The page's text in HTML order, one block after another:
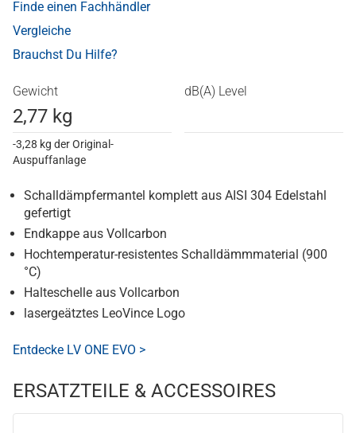
Finde einen Fachhändler
Vergleiche
Brauchst Du Hilfe?
Gewicht
2,77 kg
-3,28 kg der Original-
Auspuffanlage
dB(A) Level
Schalldämpfermantel komplett aus AISI 304 Edelstahl
gefertigt
Endkappe aus Vollcarbon
Hochtemperatur-resistentes Schalldämmmaterial (900
°C)
Halteschelle aus Vollcarbon
lasergeätztes LeoVince Logo
Entdecke LV ONE EVO >
ERSATZTEILE & ACCESSOIRES